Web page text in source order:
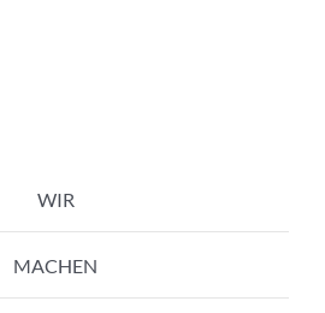
WIR
MACHEN